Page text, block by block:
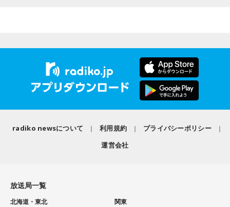
この記事を書いた人
子どもの頃からのラジオっ子。
「ケトル」「BRUTUS」等ラジオ特集を担当。
ツイッター @yakisoba_kaoru
◆「会社は宇宙なんですよ」社長だからこそ見える景色
企業理念として掲げる「ハグレモノをツワモノに」につい
て、「まだ大人に見つかっていない若い才能を見つけてき
て、社会との接点をつくること」と説明。ストリートスナッ
話します。
なっているそうです。きゃりーは「階段を上がっていくん
だ！」と感心しながら耳を傾けていました。
森下圭子さんは、ムーミン研究をきっかけに1994年にフィン
ランドへ渡りました。大学時代に作品を読み返した際、「な
んて前衛的な文学なんだろう」と衝撃を受け、その背景にあ
る文化や社会を知りたいと思ったことが渡航のきっかけだっ
ンドの暮らしや文化を発信しています。
森下さんが初めてフィンランドを訪れた1994年は、深刻な経
く改善し、現在では世界幸福度ランキングで上位を維持する
radiko newsについて 利用規約
プライバシーポリシー
運営会社
放送局一覧
北海道・東北 関東